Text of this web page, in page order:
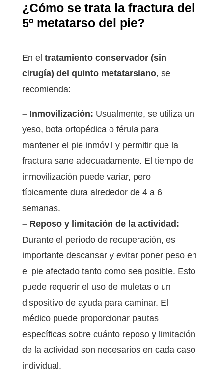
¿Cómo se trata la fractura del
5º metatarso del pie?
En el tratamiento conservador (sin
cirugía) del quinto metatarsiano, se
recomienda:
– Inmovilización: Usualmente, se utiliza un
yeso, bota ortopédica o férula para
mantener el pie inmóvil y permitir que la
fractura sane adecuadamente. El tiempo de
inmovilización puede variar, pero
típicamente dura alrededor de 4 a 6
semanas.
– Reposo y limitación de la actividad:
Durante el período de recuperación, es
importante descansar y evitar poner peso en
el pie afectado tanto como sea posible. Esto
puede requerir el uso de muletas o un
dispositivo de ayuda para caminar. El
médico puede proporcionar pautas
específicas sobre cuánto reposo y limitación
de la actividad son necesarios en cada caso
individual.